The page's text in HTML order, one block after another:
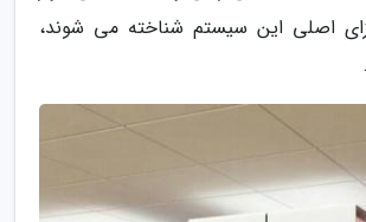
اصلی این سیستم شناخته می شوند،